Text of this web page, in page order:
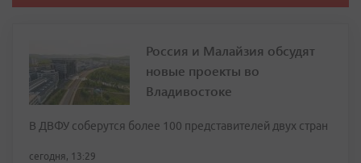
Россия и Малайзия обсудят
новые проекты во
Владивостоке
В ДВФУ соберутся более 100 представителей двух стран
сегодня, 13:29